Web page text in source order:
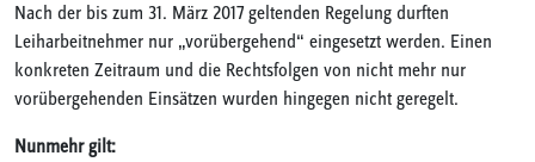
Nach der bis zum 31. März 2017 geltenden Regelung durften
Leiharbeitnehmer nur „vorübergehend“ eingesetzt werden. Einen
konkreten Zeitraum und die Rechtsfolgen von nicht mehr nur
vorübergehenden Einsätzen wurden hingegen nicht geregelt.
Nunmehr gilt: